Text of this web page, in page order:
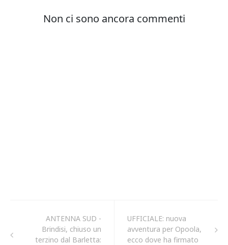
ANTENNA SUD -
Brindisi, chiuso un
terzino dal Barletta:
UFFICIALE: nuova
avventura per Opoola,
ecco dove ha firmato